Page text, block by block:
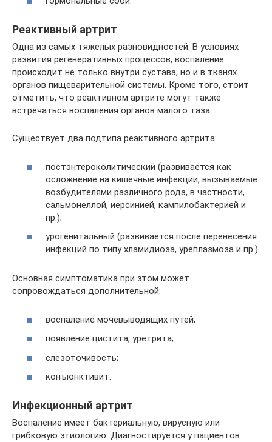
Реактивный артрит
Одна из самых тяжелых разновидностей. В условиях
развития регенеративных процессов, воспаление
происходит не только внутри сустава, но и в тканях
органов пищеварительной системы. Кроме того, стоит
отметить, что реактивном артрите могут также
встречаться воспаления органов малого таза.
Существует два подтипа реактивного артрита:
постэнтероколитический (развивается как
осложнение на кишечные инфекции, вызываемые
возбудителями различного рода, в частности,
сальмонеллой, иерсинией, кампилобактерией и
пр.);
урогенитальный (развивается после перенесения
инфекций по типу хламидиоза, уреплазмоза и пр.).
Основная симптоматика при этом может
сопровождаться дополнительной:
воспаление мочевыводящих путей;
появление цистита, уретрита;
слезоточивость;
конъюнктивит.
Инфекционный артрит
Воспаление имеет бактериальную, вирусную или
грибковую этиологию. Диагностируется у пациентов